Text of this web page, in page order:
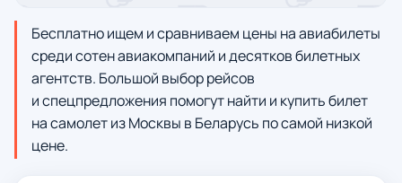
Бесплатно ищем и сравниваем цены на авиабилеты
среди сотен авиакомпаний и десятков билетных
агентств. Большой выбор рейсов
и спецпредложения помогут найти и купить билет
на самолет из Москвы в Беларусь по самой низкой
цене.